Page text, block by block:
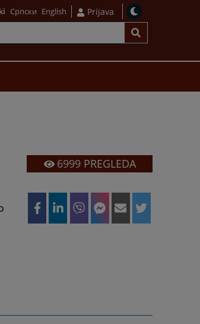
Српски English Prijava
6999PREGLEDA